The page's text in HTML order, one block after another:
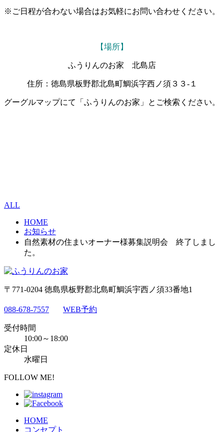
※ご日程が合わない場合はお気軽にお問い合わせください。
【場所】
ふうりんのお家 北島店
住所：徳島県板野郡北島町鯛浜字西ノ須３３-１
グーグルマップにて「ふうりんのお家」とご検索ください。
ALL
HOME
お知らせ
自然素材の住まいオーナー様募集説明会 終了しまし
た。
〒771-0204 徳島県板野郡北島町鯛浜宇西ノ須33番地1
088-678-7557 WEB予約
受付時間
10:00～18:00
定休日
水曜日
FOLLOW ME!
HOME
コンセプト